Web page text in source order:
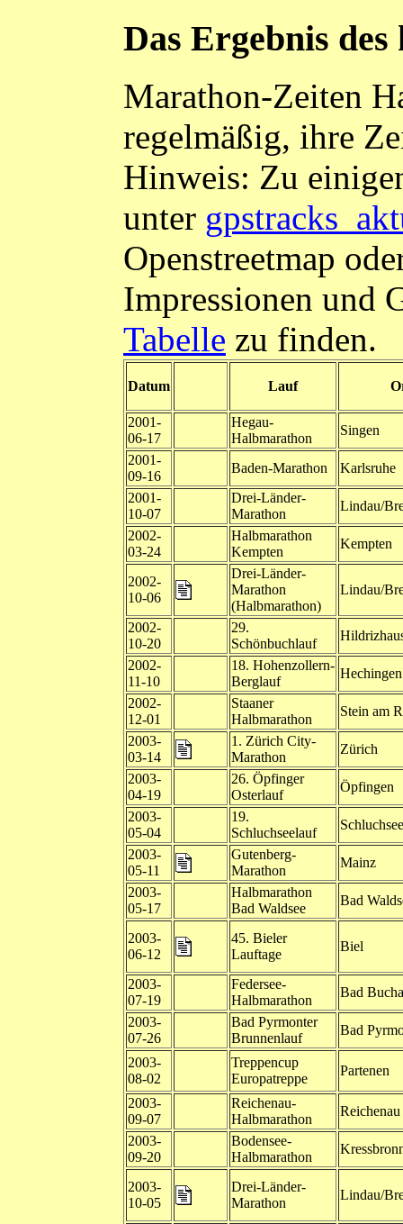
Das Ergebnis
Marathon-Zeiten
regelmäßig, ihre
Hinweis: Zu
unter
Openstreetmap
Impressionen und
Tabelle zu finden.
Datum Lauf
2001-
06-17
Hegau-
Halbmarathon
Singen
2001-
09-16
Baden-Marathon
Karlsruhe
2001-
10-07
Drei-Länder-
Marathon
Lindau/
2002-
03-24
Halbmarathon
Kempten
Kempten
2002-
10-06
Drei-Länder-
Marathon
(Halbmarathon)
Lindau/
2002-
10-20
29.
Schönbuchlauf
2002-
11-10
18. Hohenzollern-
Berglauf
Hechingen
2002-
12-01
Staaner
Halbmarathon
Stein am
2003-
03-14
1. Zürich City-
Marathon
Zürich
2003-
04-19
26. Öpfinger
Osterlauf
Öpfingen
2003-
05-04
19.
Schluchseelauf
Schluchsee
2003-
05-11
Gutenberg-
Marathon
Mainz
2003-
05-17
Halbmarathon
Bad Waldsee
Bad
2003-
06-12
45. Bieler
Lauftage
Biel
2003-
07-19
Federsee-
Halbmarathon
Bad
2003-
07-26
Bad Pyrmonter
Brunnenlauf
Bad
2003-
08-02
Treppencup
Europatreppe
Partenen
2003-
09-07
Reichenau-
Halbmarathon
Reichenau
2003-
09-20
Bodensee-
Halbmarathon
2003-
10-05
Drei-Länder-
Marathon
Lindau/